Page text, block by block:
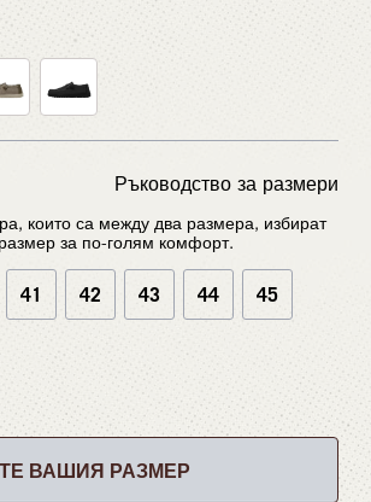
Ръководство за размери
които са между два размера, избират
за по-голям комфорт.
41 42 43 44 45
ВАШИЯ РАЗМЕР